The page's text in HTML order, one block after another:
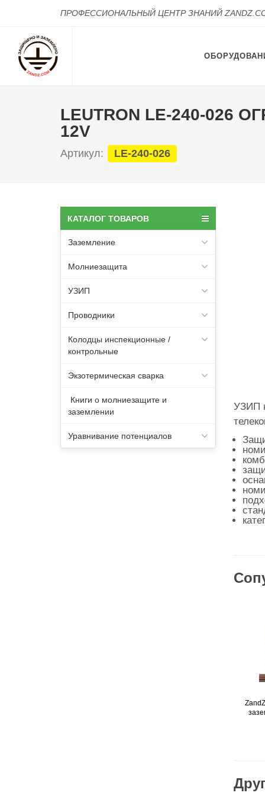
ПРОФЕССИОНАЛЬНЫЙ ЦЕНТР ЗНАНИЙ
LEUTRON LE-240-026
12V
Артикул: LE-240-026
КАТАЛОГ ТОВАРОВ
Заземление
Молниезащита
УЗИП
Проводники
Колодцы инспекционные /
контрольные
Экзотермическая сварка
Книги о молниезащите и
заземлении
Уравнивание потенциалов
УЗИП